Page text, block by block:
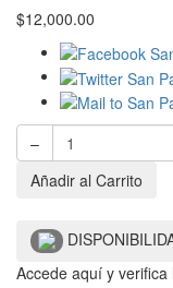
$12,000.00
–
Añadir al Carrito
Accede aquí y